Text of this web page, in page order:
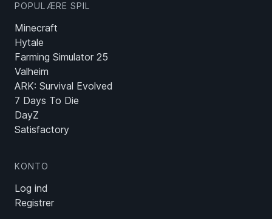
POPULÆRE SPIL
Minecraft
Hytale
Farming Simulator 25
Valheim
ARK: Survival Evolved
7 Days To Die
DayZ
Satisfactory
KONTO
Log ind
Registrer